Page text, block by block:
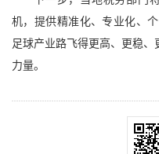
机，提供精准化、专业化、
足球产业路飞得更高、更稳
力量。